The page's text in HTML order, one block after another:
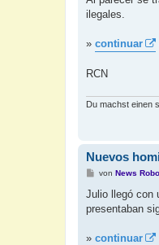
r
ilegales.
» continuar
RCN
Du machst einen
Nuevos
B
i
r
von News
Julio llegó con
presentaban
» continuar